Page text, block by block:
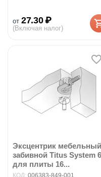
от 27.30 ₽
(Включая налог)
Эксцентрик мебельный
забивной Titus System 6
для плиты 16...
КОД: 006383-849-001